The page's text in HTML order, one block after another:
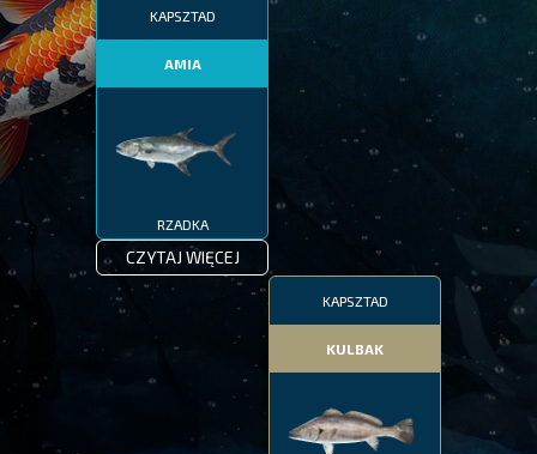
KAPSZTAD
AMIA
RZADKA
CZYTAJ WIĘCEJ
KAPSZTAD
KULBAK